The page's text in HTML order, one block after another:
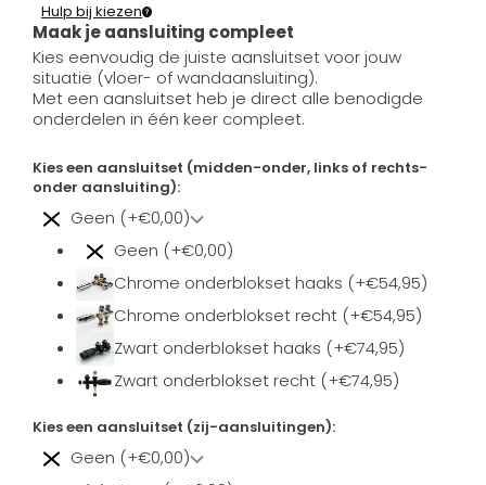
Maak je aansluiting compleet
Hulp bij kiezen
Kies eenvoudig de juiste aansluitset voor jouw
situatie (vloer- of wandaansluiting).
Met een aansluitset heb je direct alle benodigde
onderdelen in één keer compleet.
Kies een aansluitset (midden-onder, links of rechts-
onder aansluiting):
Geen (+€0,00)
Geen (+€0,00)
Chrome onderblokset haaks (+€54,95)
Chrome onderblokset recht (+€54,95)
Zwart onderblokset haaks (+€74,95)
Zwart onderblokset recht (+€74,95)
Kies een aansluitset (zij-aansluitingen):
Geen (+€0,00)